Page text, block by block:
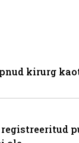
kirurg
registreeritud